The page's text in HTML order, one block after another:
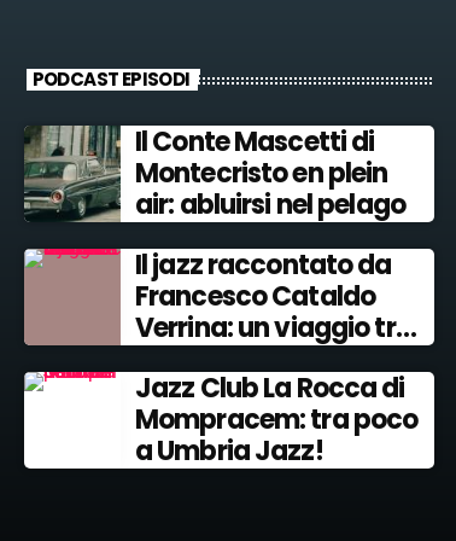
PODCAST EPISODI
Il Conte Mascetti di
Montecristo en plein
air: abluirsi nel pelago
Il jazz raccontato da
Francesco Cataldo
Verrina: un viaggio tra
Coltrane.
Jazz Club La Rocca di
Mompracem: tra poco
a Umbria Jazz!